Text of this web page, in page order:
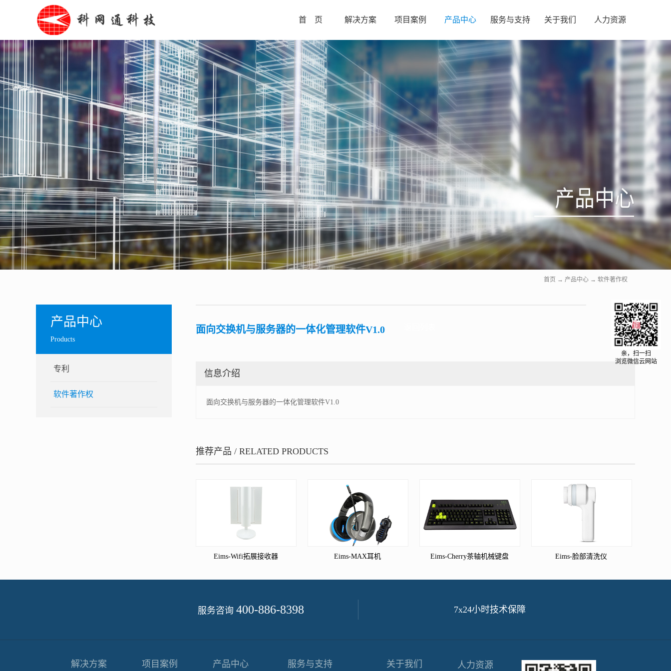
首 页 解决方案 项目案例 产品中心 服务与支持 关于我们 人力资源
首页 → 产品中心 → 软件著作权
产品中心
Products
专利
软件著作权
面向交换机与服务器的一体化管理软件V1.0
信息介绍
面向交换机与服务器的一体化管理软件V1.0
推荐产品 / RELATED PRODUCTS
Eims-Wifi拓展接收器 Eims-MAX耳机 Eims-Cherry茶轴机械键盘 Eims-脸部清洗仪
服务咨询 400-886-8398 7x24小时技术保障
解决方案 项目案例 产品中心 服务与支持 关于我们 人力资源
亲，扫一扫
浏览微信云网站